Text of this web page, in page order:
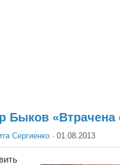
Быков «Втрачена
Сергиенко · 01.08.2013